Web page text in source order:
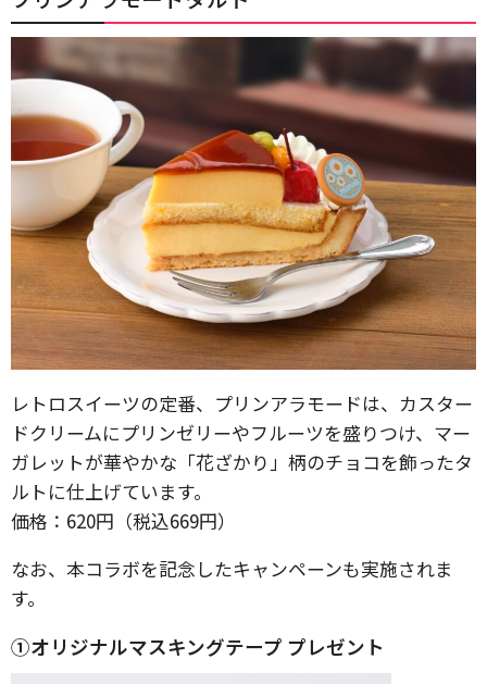
レトロスイーツの定番、プリンアラモードは、カスター
ドクリームにプリンゼリーやフルーツを盛りつけ、マー
ガレットが華やかな「花ざかり」柄のチョコを飾ったタ
ルトに仕上げています。
価格：620円（税込669円）
なお、本コラボを記念したキャンペーンも実施されま
す。
①オリジナルマスキングテープ プレゼント